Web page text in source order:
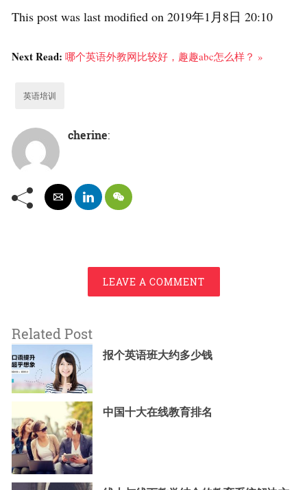
This post was last modified on 2019年1月8日 20:10
Next Read: 哪个英语外教网比较好，趣趣abc怎么样？ »
英语培训
cherine:
LEAVE A COMMENT
Related Post
报个英语班大约多少钱
中国十大在线教育排名